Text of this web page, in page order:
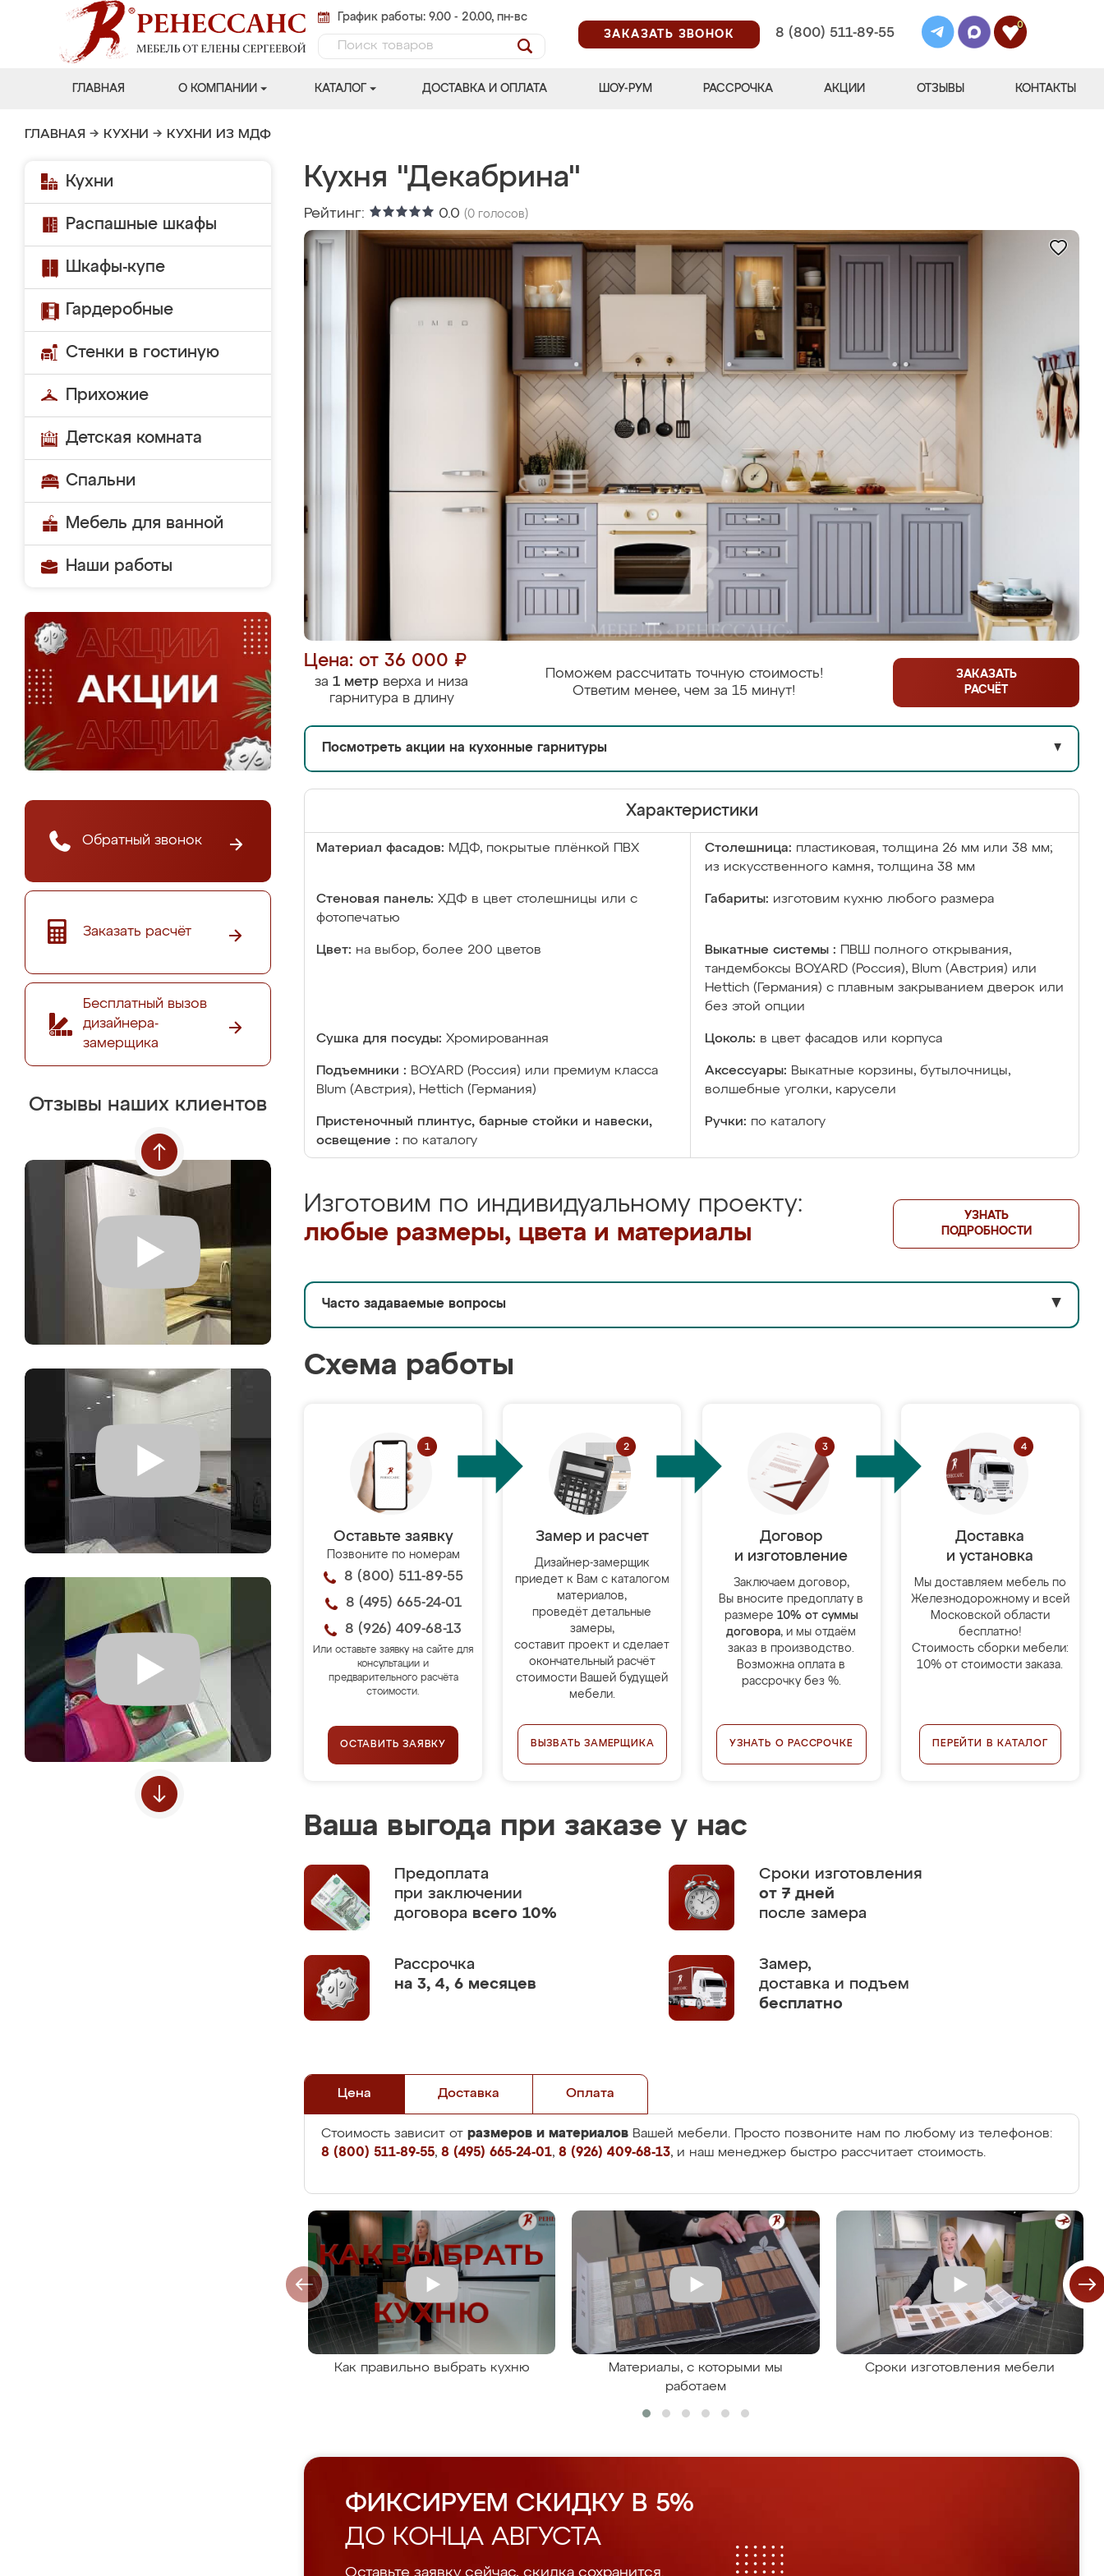
График работы: 9.00 - 20.00, пн-вс
ЗАКАЗАТЬ ЗВОНОК
8 (800) 511-89-55
0
ГЛАВНАЯ О КОМПАНИИ КАТАЛОГ ДОСТАВКА И ОПЛАТА ШОУ-РУМ РАССРОЧКА АКЦИИ ОТЗЫВЫ КОНТАКТЫ
ГЛАВНАЯ → КУХНИ → КУХНИ ИЗ МДФ
Кухни
Распашные шкафы
Шкафы-купе
Гардеробные
Стенки в гостиную
Прихожие
Детская комната
Спальни
Мебель для ванной
Наши работы
Обратный звонок
Заказать расчёт
Бесплатный вызов
дизайнера-
замерщика
Отзывы наших клиентов
Кухня "Декабрина"
Рейтинг: 0.0 (0 голосов)
Цена: от 36 000 ₽
за 1 метр верха и низа
гарнитура в длину
Поможем рассчитать точную стоимость!
Ответим менее, чем за 15 минут!
ЗАКАЗАТЬ
РАСЧЁТ
Посмотреть акции на кухонные гарнитуры ▼
Характеристики
Материал фасадов: МДФ, покрытые плёнкой ПВХ Столешница: пластиковая, толщина 26 мм или 38 мм;
из искусственного камня, толщина 38 мм
Стеновая панель: ХДФ в цвет столешницы или с
фотопечатью
Габариты: изготовим кухню любого размера
Цвет: на выбор, более 200 цветов Выкатные системы :
ПВШ полного открывания,
тандембоксы BOYARD (Россия), Blum (Австрия) или
Hettich (Германия) с плавным закрыванием дверок или
без этой опции
Сушка для посуды: Хромированная Цоколь: в цвет фасадов или корпуса
Подъемники : BOYARD (Россия) или премиум класса
Blum (Австрия), Hettich (Германия)
Аксессуары: Выкатные корзины, бутылочницы,
волшебные уголки, карусели
Пристеночный плинтус, барные стойки и навески,
освещение : по каталогу
Ручки: по каталогу
Изготовим по индивидуальному проекту:
любые размеры, цвета и материалы
УЗНАТЬ
ПОДРОБНОСТИ
Часто задаваемые вопросы ▼
Схема работы
Оставьте заявку
Позвоните по номерам
8 (800) 511-89-55
8 (495) 665-24-01
8 (926) 409-68-13
Или оставьте заявку на сайте для
консультации и
предварительного расчёта
стоимости.
ОСТАВИТЬ ЗАЯВКУ
Замер и расчет
Дизайнер-замерщик
приедет к Вам с каталогом
материалов,
проведёт детальные
замеры,
составит проект и сделает
окончательный расчёт
стоимости Вашей будущей
мебели.
ВЫЗВАТЬ ЗАМЕРЩИКА
Договор
и изготовление
Заключаем договор,
Вы вносите предоплату в
размере 10% от суммы
договора, и мы отдаём
заказ в производство.
Возможна оплата в
рассрочку без %.
УЗНАТЬ О РАССРОЧКЕ
Доставка
и установка
Мы доставляем мебель по
Железнодорожному и всей
Московской области
бесплатно!
Стоимость сборки мебели:
10% от стоимости заказа.
ПЕРЕЙТИ В КАТАЛОГ
Ваша выгода при заказе у нас
Предоплата
при заключении
договора всего 10%
Сроки изготовления
от 7 дней
после замера
Рассрочка
на 3, 4, 6 месяцев
Замер,
доставка и подъем
бесплатно
Цена Доставка Оплата
Стоимость зависит от размеров и материалов Вашей мебели. Просто позвоните нам по любому из телефонов:
8 (800) 511-89-55, 8 (495) 665-24-01, 8 (926) 409-68-13, и наш менеджер быстро рассчитает стоимость.
Как правильно выбрать кухню
Материалы, с которыми мы
работаем
Сроки изготовления мебели
ФИКСИРУЕМ СКИДКУ В 5%
ДО КОНЦА АВГУСТА
Оставьте заявку сейчас, скидка сохранится.